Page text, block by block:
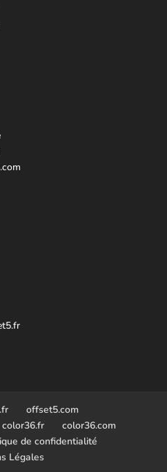
offset5.com
color36.fr
color36.com
de confidentialité
Légales